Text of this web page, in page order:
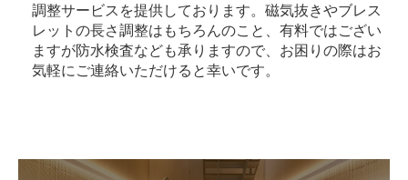
調整サービスを提供しております。磁気抜きやブレス
レットの長さ調整はもちろんのこと、有料ではござい
ますが防水検査なども承りますので、お困りの際はお
気軽にご連絡いただけると幸いです。